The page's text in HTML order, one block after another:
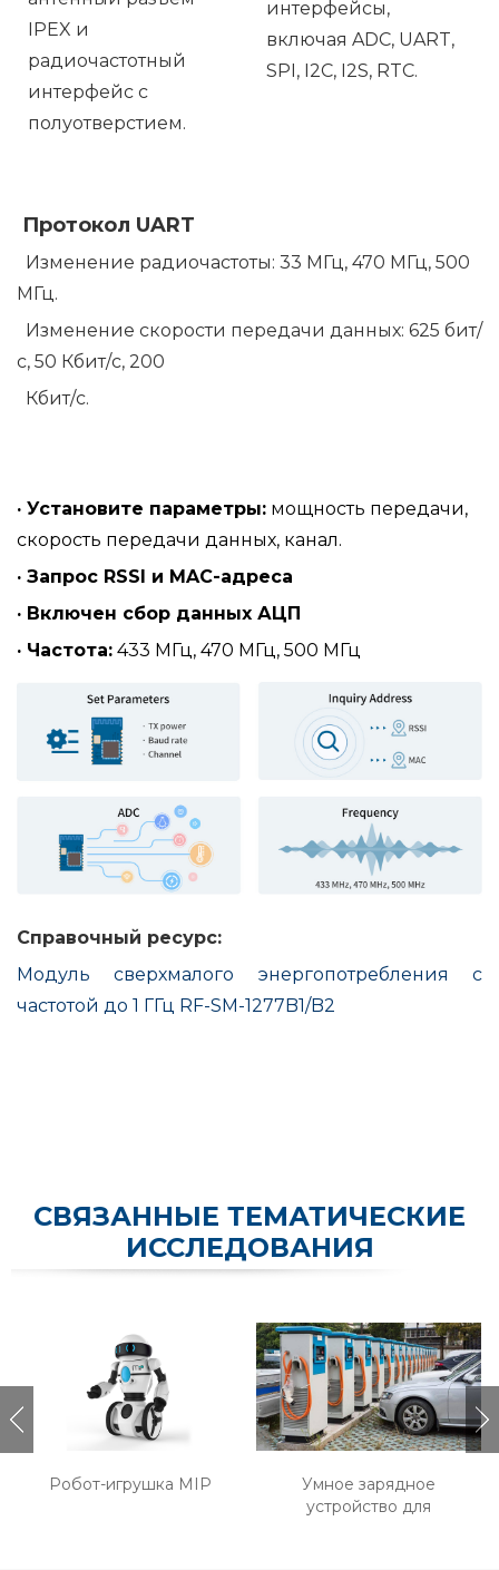
IPEX и
радиочастотный
интерфейс с
полуотверстием.
интерфейсы,
включая ADC, UART,
SPI, I2C, I2S, RTC.
Протокол UART
Изменение радиочастоты: 33 МГц, 470 МГц, 500
МГц.
Изменение скорости передачи данных: 625 бит/
с, 50 ​​Кбит/с, 200
Кбит/с.
· Установите параметры: мощность передачи,
скорость передачи данных, канал.
· Запрос RSSI и MAC-адреса
· Включен сбор данных АЦП
· Частота: 433 МГц, 470 МГц, 500 МГц
Справочный ресурс:
Модуль сверхмалого энергопотребления с
частотой до 1 ГГц RF-SM-1277B1/B2
СВЯЗАННЫЕ ТЕМАТИЧЕСКИЕ
ИССЛЕДОВАНИЯ
Робот-игрушка MIP
Умное зарядное
устройство для